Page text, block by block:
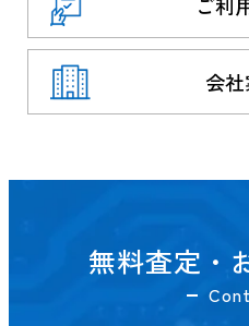
ご利
会
無料査定・